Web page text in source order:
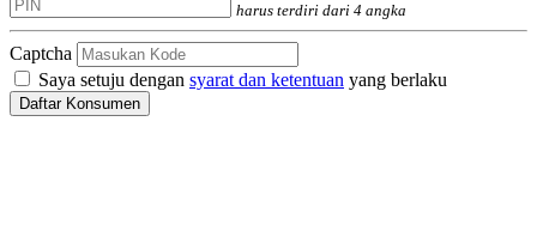
harus terdiri dari 4 angka
Captcha
Saya setuju dengan syarat dan ketentuan yang berlaku
Daftar Konsumen